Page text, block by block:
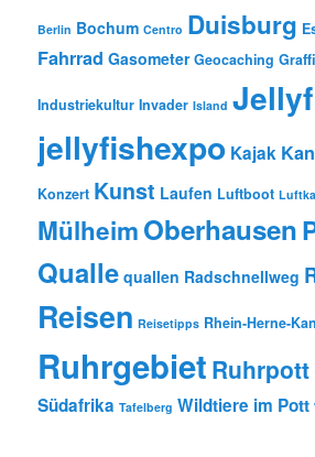
Berlin Bochum Centro Duisburg
Fahrrad Gasometer Geocaching
Industriekultur Invader Island
jellyfishexpo Kajak
Konzert Kunst Laufen Luftboot
MülheimOberhausen
Qualle quallen Radschnellweg
Reisen Reisetipps Rhein-Herne-
Ruhrgebiet Ruhrpott
Südafrika Tafelberg Wildtiere im Pott